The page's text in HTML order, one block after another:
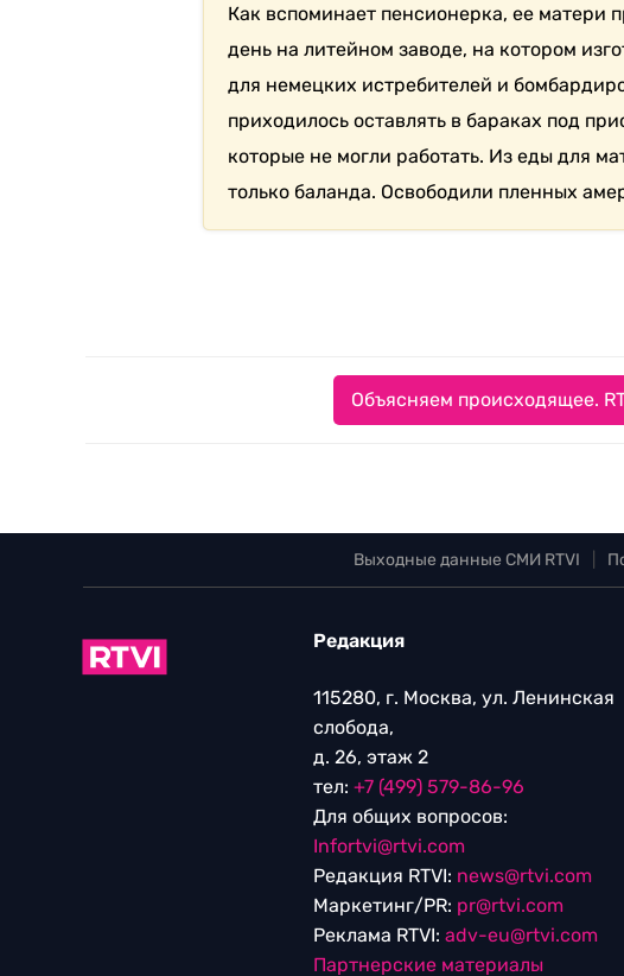
Как вспоминает пенсионерка, ее матери
день на литейном заводе, на котором
для немецких истребителей и
приходилось оставлять в бараках под
которые не могли работать. Из еды для
только баланда. Освободили пленных
Объясняем происходящее.
Выходные данные СМИ RTVI
Редакция
115280, г. Москва, ул. Ленинская
слобода,
д. 26, этаж 2
тел: +7 (499) 579-86-96
Для общих вопросов:
Infortvi@rtvi.com
Редакция RTVI: news@rtvi.com
Маркетинг/PR: pr@rtvi.com
Реклама RTVI: adv-eu@rtvi.com
Партнерские материалы